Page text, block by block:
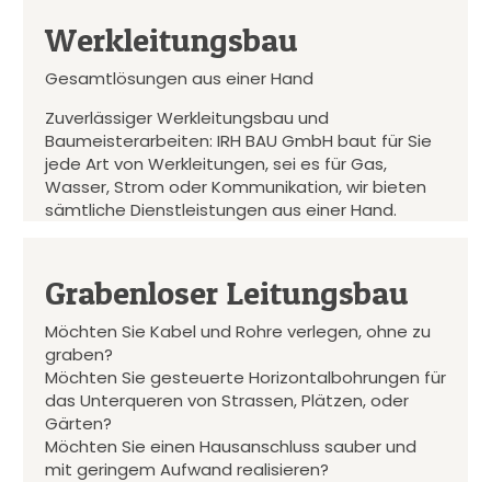
Werkleitungsbau
Gesamtlösungen aus einer Hand
Zuverlässiger Werkleitungsbau und
Baumeisterarbeiten: IRH BAU GmbH baut für Sie
jede Art von Werkleitungen, sei es für Gas,
Wasser, Strom oder Kommunikation, wir bieten
sämtliche Dienstleistungen aus einer Hand.
Grabenloser Leitungsbau
Möchten Sie Kabel und Rohre verlegen, ohne zu
graben?
Möchten Sie gesteuerte Horizontalbohrungen für
das Unterqueren von Strassen, Plätzen, oder
Gärten?
Möchten Sie einen Hausanschluss sauber und
mit geringem Aufwand realisieren?